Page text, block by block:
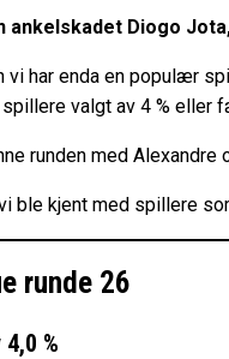
Diogo
har enda en populær
valgt av 4 %
runden med
ble kjent med spillere
runde 26
%